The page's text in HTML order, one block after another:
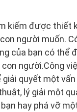
kiếm được thiết
người muốn.
của bạn có thể
người.Công
quyết một
lý giải một
hay phá vỡ